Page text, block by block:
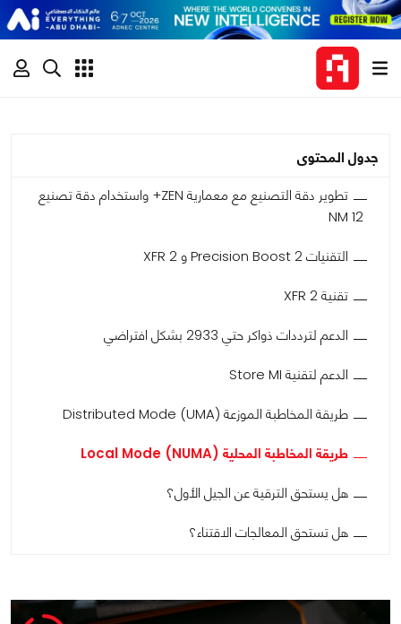
جدول المحتوى
تطوير دقة التصنيع مع معمارية ZEN+ واستخدام دقة تصنيع
التقنيات Precision Boost 2 و XFR 2
تقنية XFR 2
الدعم لترددات ذواكر حتي 2933 بشكل افتراضي
الدعم لتقنية Store MI
طريقة المخاطبة الموزعة Distributed Mode (UMA)
طريقة المخاطبة المحلية Local Mode (NUMA)
هل يستحق الترقية عن الجيل الأول؟
هل تستحق المعالجات الاقتناء؟